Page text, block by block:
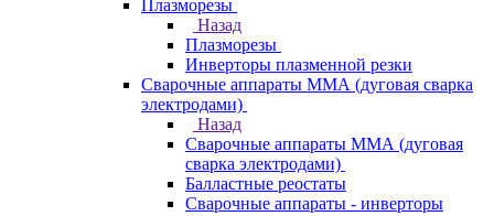
Плазморезы
Назад
Плазморезы
Инверторы плазменной резки
Сварочные аппараты ММА (дуговая сварка
электродами)
Назад
Сварочные аппараты ММА (дуговая
сварка электродами)
Балластные реостаты
Сварочные аппараты - инверторы